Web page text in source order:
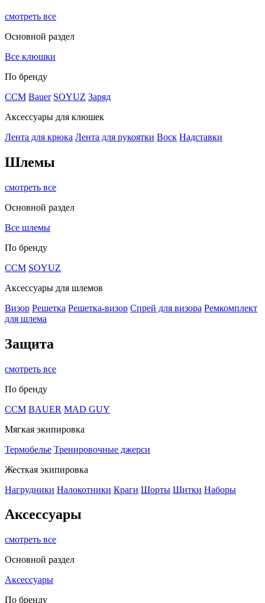
смотреть все
Основной раздел
Все клюшки
По бренду
CCM Bauer SOYUZ Заряд
Аксессуары для клюшек
Лента для крюка Лента для рукоятки Воск Надставки
Шлемы
смотреть все
Основной раздел
Все шлемы
По бренду
CCM SOYUZ
Аксессуары для шлемов
Визор Решетка Решетка-визор Спрей для визора Ремкомплект
для шлема
Защита
смотреть все
По бренду
CCM BAUER MAD GUY
Мягкая экипировка
Термобелье Тренировочные джерси
Жесткая экипировка
Нагрудники Налокотники Краги Шорты Щитки Наборы
Аксессуары
смотреть все
Основной раздел
Аксессуары
По бренду